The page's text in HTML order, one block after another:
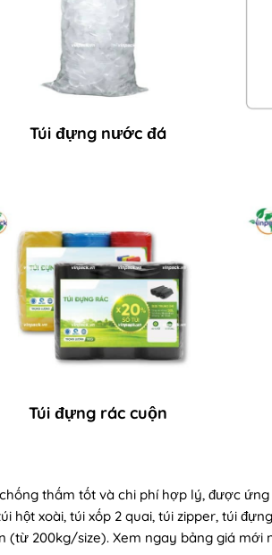
Túi đựng nước đá
Túi đựng rác cuộn
thấm tốt và chi phí hợp lý, được
xoài, túi xốp 2 quai, túi zipper, túi
200kg/size). Xem ngay bảng giá mới